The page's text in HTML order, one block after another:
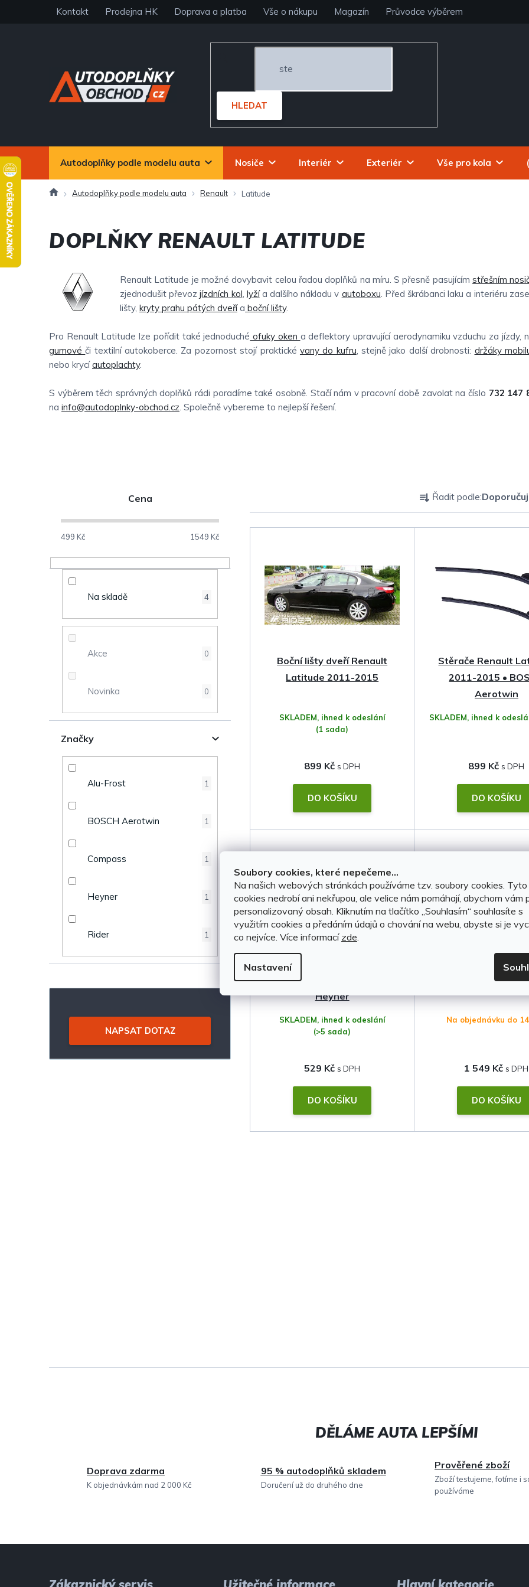
Soubory cookies, které nepečeme...
Na našich webových stránkách používáme tzv. soubory cookies. Tyto
cookies nedrobí ani nekřupou, ale velice nám pomáhají, abychom vám
personalizovaný obsah. Kliknutím na tlačítko ,,Souhlasím“ souhlasíte s
využitím cookies a předáním údajů o chování na webu, abyste si je
co nejvíce. Více informací zde
Nastavení
Kontakt Prodejna HK Doprava a platba Vše o nákupu Magazín Průvodce výběrem
HLEDAT
Autodoplňky podle modelu auta Nosiče Interiér Exteriér Vše pro kola
DomůAutodoplňky podle modelu auta Renault Latitude
DOPLŇKY RENAULT LATITUDE
Renault Latitude je možné dovybavit celou řadou doplňků na míru. S přesně pasujícímstřešním
zjednodušit převozjízdních kol, lyžía dalšího nákladu v autoboxu. Před škrábanci laku a interiéru
lišty, kryty prahu pátých dveřía boční lišty.
Pro Renault Latitude lze pořídit také jednoduché ofuky oken a deflektory upravující aerodynamiku vzduchu za jízdy,
gumovéči textilní autokoberce. Za pozornost stojí praktické vany do kufru, stejně jako další drobnosti: držáky
nebo krycíautoplachty.
S výběrem těch správných doplňků rádi poradíme také osobně. Stačí nám v pracovní době zavolat na číslo 732 147
na info@autodoplnky-obchod.cz. Společně vybereme to nejlepší řešení.
t
p
Cena
499 Kč 1549 Kč
Na skladě 4
Akce 0
Novinka 0
Značky
Alu-Frost 1
BOSCH Aerotwin 1
Compass 1
Heyner 1
Rider 1
NAPSAT DOTAZ
Ř
a
d
ů
Řadit podle:
t
ů
Boční lišty dveří Renault
Latitude 2011-2015
SKLADEM, ihned k odeslání
(1 sada)
899 Kč
DO KOŠÍKU
Stěrače Renault
2011-2015 •
Aerotwin
SKLADEM, ihned k
899 Kč
DO KOŠÍKU
Stěrače Renault Latitude
2011-2015 • sada 2 ks •
Heyner
SKLADEM, ihned k odeslání
(>5 sada)
529 Kč
DO KOŠÍKU
Kryt prahu pátých
Renault Latitude
Na objednávku do
1 549 Kč
DO KOŠÍKU
v
p
Doprava zdarma
K objednávkám nad 2 000 Kč
95 % autodoplňků skladem
Doručení už do druhého dne
Prověřené zboží
Zboží testujeme, fotíme i
používáme